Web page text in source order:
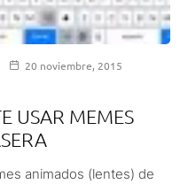
20 noviembre, 2015
USAR MEMES
animados (lentes) de